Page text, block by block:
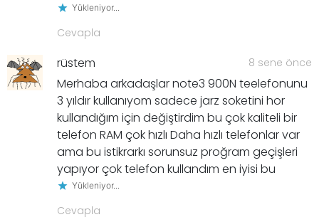
Yükleniyor...
Cevapla
rüstem 8 sene önce
Merhaba arkadaşlar note3 900N teelefonunu
3 yıldır kullanıyom sadece jarz soketini hor
kullandığım için değiştirdim bu çok kaliteli bir
telefon RAM çok hızlı Daha hızlı telefonlar var
ama bu istikrarkı sorunsuz proğram geçişleri
yapıyor çok telefon kullandım en iyisi bu
Yükleniyor...
Cevapla